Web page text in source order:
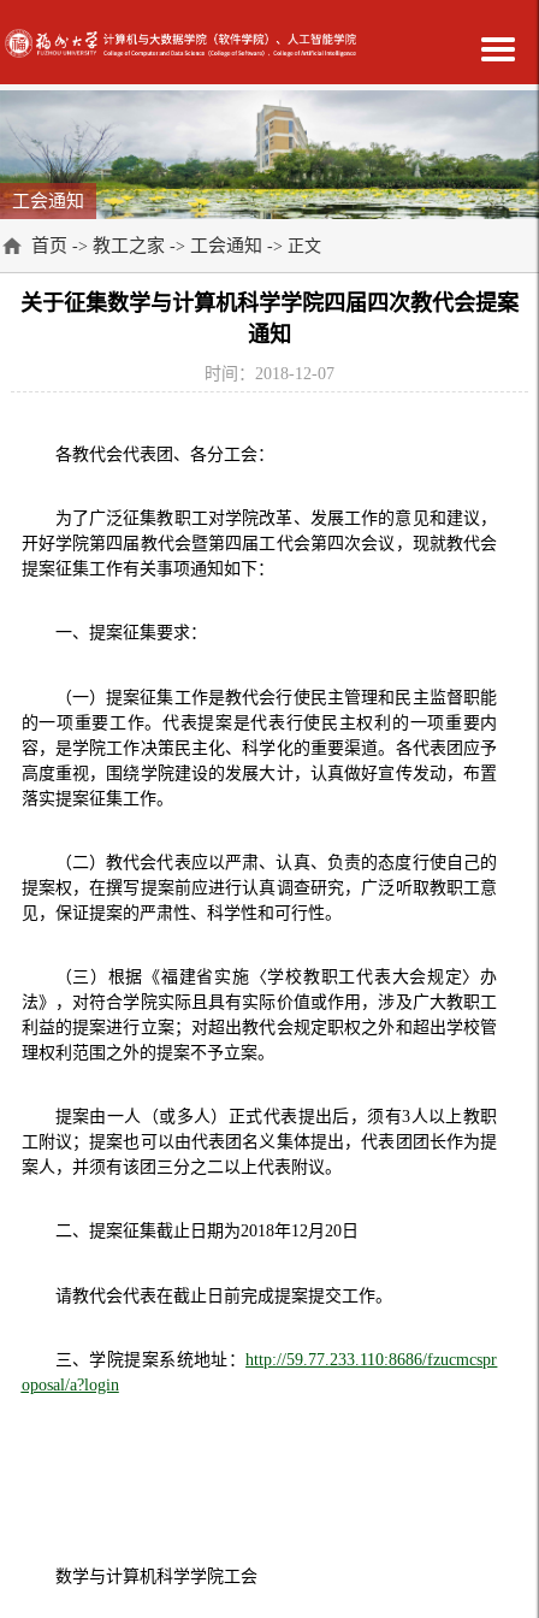
工会通知
首页 -> 教工之家 -> 工会通知 -> 正文
关于征集数学与计算机科学学院四届四次教代会提案
通知
时间：2018-12-07
各教代会代表团、各分工会：
为了广泛征集教职工对学院改革、发展工作的意见和建议，
开好学院第四届教代会暨第四届工代会第四次会议，现就教代会
提案征集工作有关事项通知如下：
一、提案征集要求：
（一）提案征集工作是教代会行使民主管理和民主监督职能
的一项重要工作。代表提案是代表行使民主权利的一项重要内
容，是学院工作决策民主化、科学化的重要渠道。各代表团应予
高度重视，围绕学院建设的发展大计，认真做好宣传发动，布置
落实提案征集工作。
（二）教代会代表应以严肃、认真、负责的态度行使自己的
提案权，在撰写提案前应进行认真调查研究，广泛听取教职工意
见，保证提案的严肃性、科学性和可行性。
（三）根据《福建省实施〈学校教职工代表大会规定〉办
法》，对符合学院实际且具有实际价值或作用，涉及广大教职工
利益的提案进行立案；对超出教代会规定职权之外和超出学校管
理权利范围之外的提案不予立案。
提案由一人（或多人）正式代表提出后，须有3人以上教职
工附议；提案也可以由代表团名义集体提出，代表团团长作为提
案人，并须有该团三分之二以上代表附议。
二、提案征集截止日期为2018年12月 20日
请教代会代表在截止日前完成提案提交工作。
三、学院提案系统地址：http://59.77.233.110:8686/fzucmcspr
oposal/a?login
数学与计算机科学学院工会